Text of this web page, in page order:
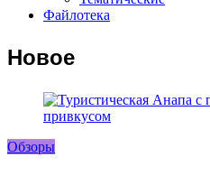
Файлотека
Новое
Обзоры